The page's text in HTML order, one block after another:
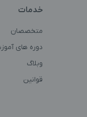
خدمات
متخصصان
دوره های
وبلاگ
قوانین